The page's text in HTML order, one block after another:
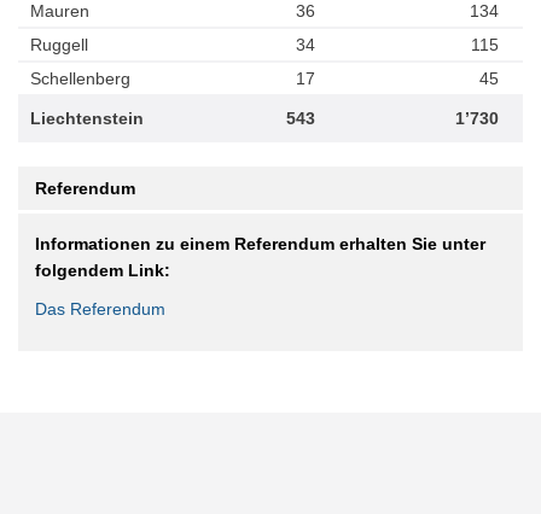
Mauren
36
134
Ruggell
34
115
Schellenberg
17 45
Liechtenstein 543 1’730
Referendum
Informationen zu einem Referendum erhalten Sie unter
folgendem Link:
Das Referendum